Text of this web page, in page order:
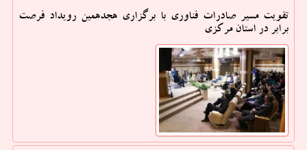
تقویت مسیر صادرات فناوری با برگزاری هجدهمین رویداد فرصت
برابر در استان مرکزی